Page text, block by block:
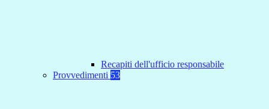
Recapiti dell'ufficio responsabile
Provvedimenti 53